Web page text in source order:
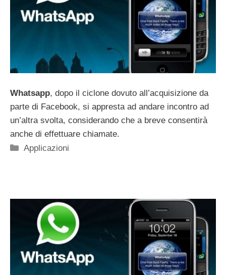
Whatsapp, dopo il ciclone dovuto all’acquisizione da
parte di Facebook, si appresta ad andare incontro ad
un’altra svolta, considerando che a breve consentirà
anche di effettuare chiamate.
Categorie
Applicazioni